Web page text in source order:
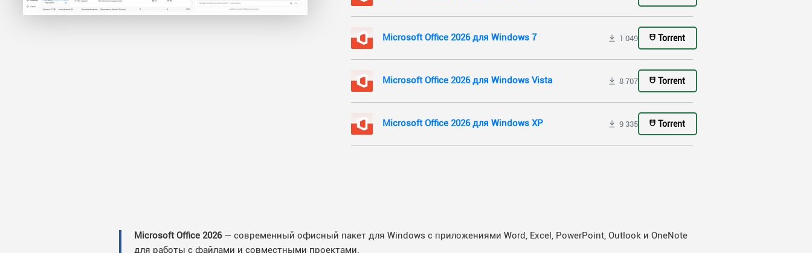
Microsoft Office 2026 для Windows 7 1 049 Torrent
Microsoft Office 2026 для Windows Vista 8 707 Torrent
Microsoft Office 2026 для Windows XP 9 335 Torrent
Microsoft Office 2026— современный офисный пакет для Windows с приложениями Word, Excel, PowerPoint, Outlook и OneNote
для работы с файлами и совместными проектами.